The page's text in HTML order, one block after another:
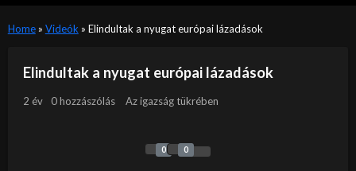
Home» Videók » Elindultak a nyugat európai lázadások
Elindultak a nyugat európai lázadások
2 év 0 hozzászólás Az igazság tükrében
0 0